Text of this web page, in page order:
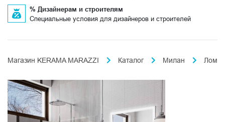
% Дизайнерам и строителям
Специальные условия для дизайнеров и строителей
Магазин KERAMA MARAZZI Каталог Милан